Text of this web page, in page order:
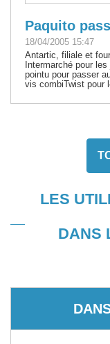
Paquito
18/04/2005 15:47
Antartic, filiale et
Intermarché pour
pointu pour passer
vis combiTwist pour
LES
DANS